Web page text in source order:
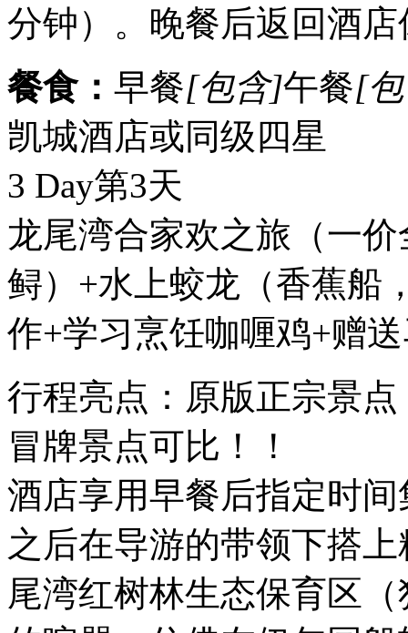
分钟）。晚餐后返回酒店
餐食： 早餐[包含]午餐[
凯城酒店或同级四星
3 Day第3天
龙尾湾合家欢之旅（一
鲟）+水上蛟龙（香蕉船
作+学习烹饪咖喱鸡+赠
行程亮点：原版正宗景
冒牌景点可比！！
酒店享用早餐后指定时
之后在导游的带领下搭
尾湾红树林生态保育区